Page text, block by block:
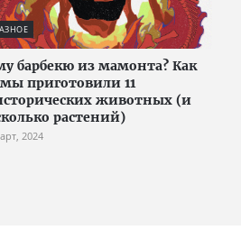
барбекю из мамонта? Как
приготовили 11
животных (и
растений)
2024